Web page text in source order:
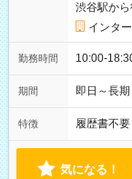
渋谷駅か
インタ
勤務時間 10:00-
期間 即日～長
特徴 履歴書不要
気になる！